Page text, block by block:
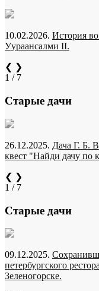
10.02.2026. История
Уураансалми II.
❮ ❯
1 / 7
Старые дачи
26.12.2025. Дача Г. Б.
квест "Найди дачу по
❮ ❯
1 / 7
Старые дачи
09.12.2025.
петербургского
Зеленогорске.